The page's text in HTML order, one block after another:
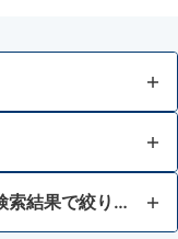
出産予定・授乳中の方が服用可能な検索結果で絞り込む